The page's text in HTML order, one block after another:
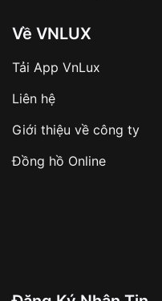
sản phẩm đặc biệt
hàng
Số tiền còn lại
✔️ Đảm bảo xử lý
✔️ Hạn chế tình
Về VNLUX
Tải App VnLux
Liên hệ
Giới thiệu về công ty
Đồng hồ Online